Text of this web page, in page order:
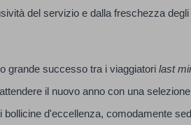
del servizio e dalla freschezza degli
grande successo tra i viaggiatori last
il nuovo anno con una
d'eccellenza, comodamente